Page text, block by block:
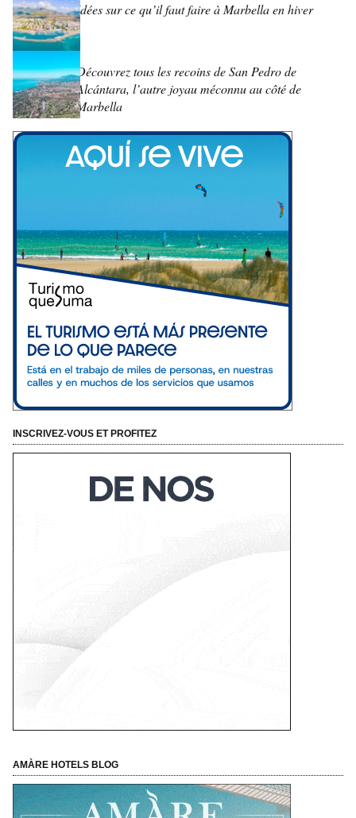
Idées sur ce qu’il faut faire à Marbella en hiver
Découvrez tous les recoins de San Pedro de
Alcántara, l’autre joyau méconnu au côté de
Marbella
INSCRIVEZ-VOUS ET PROFITEZ
AMÀRE HOTELS BLOG